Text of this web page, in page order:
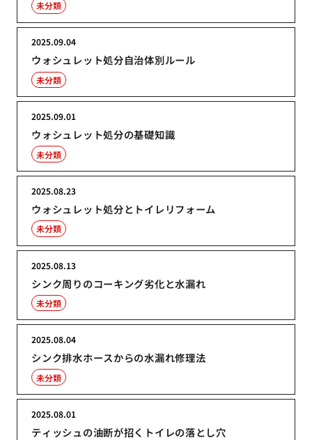
未分類
ウォシュレット処分自治体別ルール
2025.09.04
未分類
ウォシュレット処分の基礎知識
2025.09.01
未分類
ウォシュレット処分とトイレリフォーム
2025.08.23
未分類
シンク周りのコーキング劣化と水漏れ
2025.08.13
未分類
シンク排水ホースからの水漏れ修理法
2025.08.04
未分類
ティッシュの油断が招くトイレの落とし穴
2025.08.01